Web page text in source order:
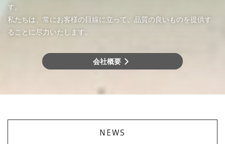
す。
私たちは、常にお客様の目線に立って、品質の良いものを提供す
ることに尽力いたします。
会社概要
NEWS